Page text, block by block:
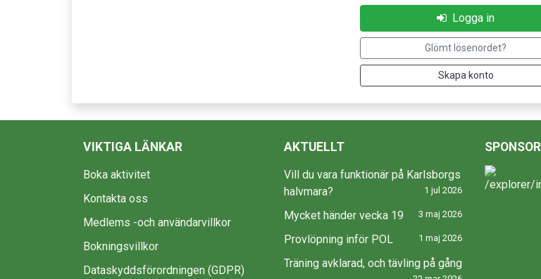
Logga in
Glömt lösenordet?
Skapa konto
VIKTIGA LÄNKAR
Boka aktivitet
Kontakta oss
Medlems -och användarvillkor
Bokningsvillkor
Dataskyddsförordningen (GDPR)
AKTUELLT
Vill du vara funktionär på Karlsborgs
halvmara?
1 jul 2026
Mycket händer vecka 19 3 maj 2026
Provlöpning inför POL 1 maj 2026
Träning avklarad, och tävling på gång
SPONSOR